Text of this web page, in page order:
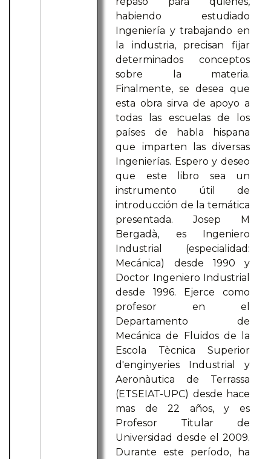
habiendo estudiado
Ingeniería y trabajando en
la industria, precisan fijar
determinados conceptos
sobre la materia.
Finalmente, se desea que
esta obra sirva de apoyo a
todas las escuelas de los
países de habla hispana
que imparten las diversas
Ingenierías. Espero y deseo
que este libro sea un
instrumento útil de
introducción de la temática
presentada. Josep M
Bergadà, es Ingeniero
Industrial (especialidad:
Mecánica) desde 1990 y
Doctor Ingeniero Industrial
desde 1996. Ejerce como
profesor en el
Departamento de
Mecánica de Fluidos de la
Escola Tècnica Superior
d'enginyeries Industrial y
Aeronàutica de Terrassa
(ETSEIAT-UPC) desde hace
mas de 22 años, y es
Profesor Titular de
Universidad desde el 2009.
Durante este período, ha